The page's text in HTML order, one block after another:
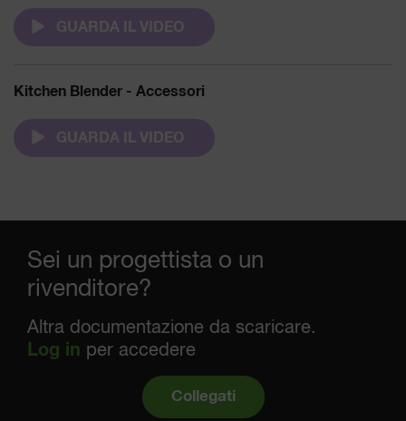
GUARDA IL VIDEO
Kitchen Blender - Accessori
GUARDA IL VIDEO
Sei un progettista o un
rivenditore?
Altra documentazione da scaricare.
Log in per accedere
Collegati